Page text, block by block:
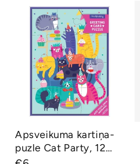
Apsveikuma
kartiņa-puzle Cat
Party, 12 gab.
Ātrs skats
Apsveikuma kartiņa-
puzle Cat Party, 12
gab.